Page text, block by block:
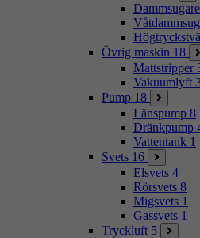
Dammsugare
Övrig maskin 18
Mattstripper
Vakuumlyft
Pump 18
Länspump 8
Dränkpump
Vattentank 1
Svets 16
Elsvets 4
Rörsvets 8
Migsvets 1
Gassvets 1
Tryckluft 5